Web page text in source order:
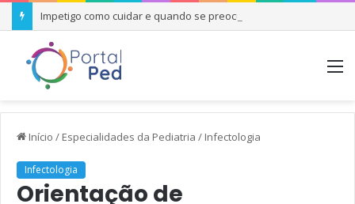
Impetigo como cuidar e quando se preocupar
Início / Especialidades da Pediatria / Infectologia
Infectologia
Orientação de